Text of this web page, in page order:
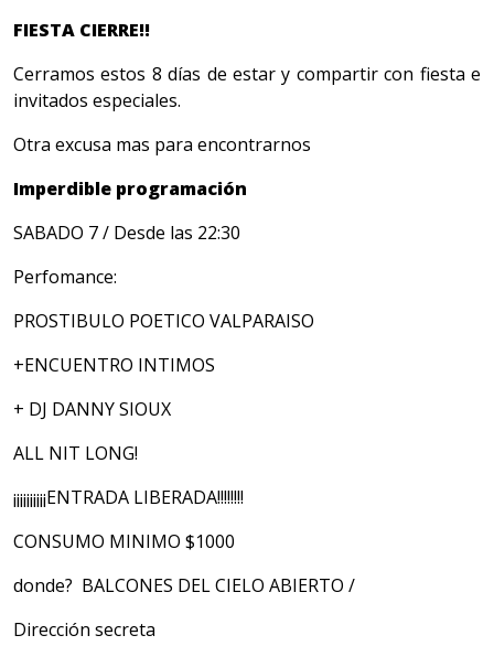
FIESTA CIERRE!!
Cerramos estos 8 días de estar y compartir con fiesta e
invitados especiales.
Otra excusa mas para encontrarnos
Imperdible programación
SABADO 7 / Desde las 22:30
Perfomance:
PROSTIBULO POETICO VALPARAISO
+ENCUENTRO INTIMOS
+ DJ DANNY SIOUX
ALL NIT LONG!
¡¡¡¡¡¡¡¡¡¡ENTRADA LIBERADA!!!!!!!!
CONSUMO MINIMO $1000
donde? BALCONES DEL CIELO ABIERTO /
Dirección secreta